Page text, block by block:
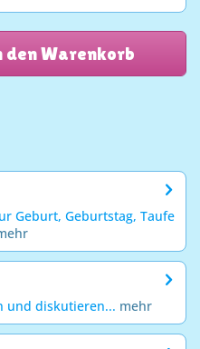
den Warenkorb
Geburt, Geburtstag, Taufe
und diskutieren... mehr